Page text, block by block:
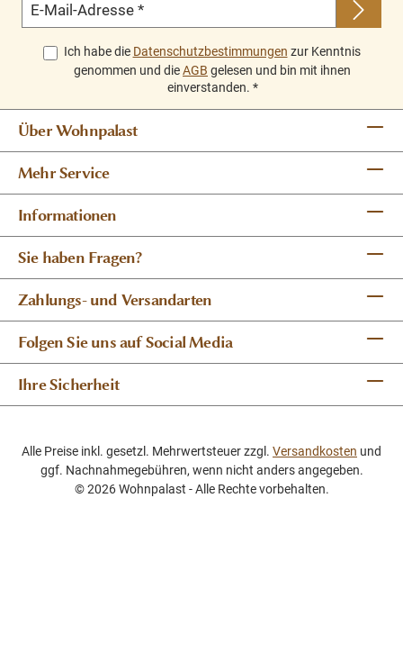
E-Mail-Adresse *
Ich habe die Datenschutzbestimmungen zur Kenntnis
genommen und dieAGB gelesen und bin mit ihnen
einverstanden. *
Über Wohnpalast
Mehr Service
Informationen
Sie haben Fragen?
Zahlungs- und Versandarten
Folgen Sie uns auf Social Media
Ihre Sicherheit
Alle Preise inkl. gesetzl. Mehrwertsteuer zzgl. Versandkosten und
ggf. Nachnahmegebühren, wenn nicht anders angegeben.
© 2026 Wohnpalast - Alle Rechte vorbehalten.